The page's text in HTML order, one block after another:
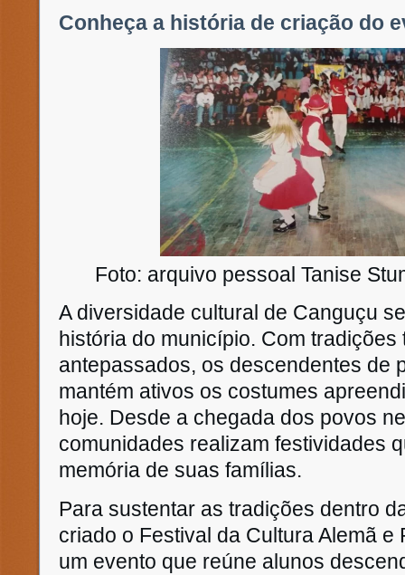
Conheça a história de criação do
Foto: arquivo pessoal Tanise
A diversidade cultural de Canguçu
história do município. Com tradições
antepassados, os descendentes de
mantém ativos os costumes
hoje. Desde a chegada dos povos
comunidades realizam festividades
memória de suas famílias.
Para sustentar as tradições dentro
criado o Festival da Cultura Alemã e
um evento que reúne alunos